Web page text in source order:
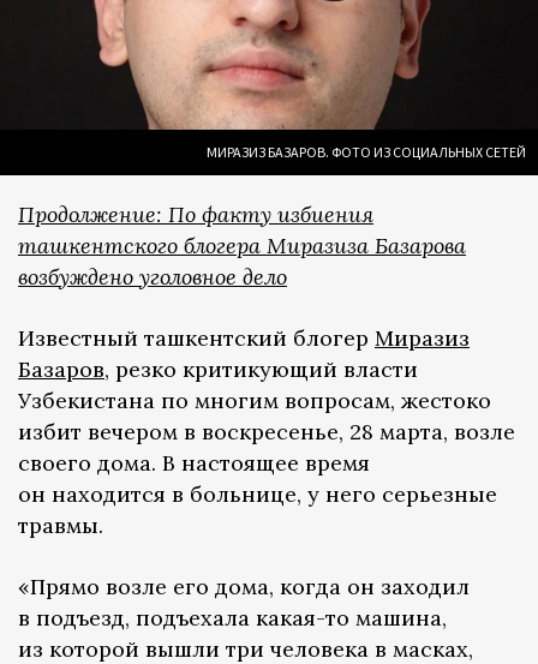
МИРАЗИЗ БАЗАРОВ. ФОТО ИЗ СОЦИАЛЬНЫХ СЕТЕЙ
Продолжение: По факту избиения
ташкентского блогера Миразиза Базарова
возбуждено уголовное дело
Известный ташкентский блогер Миразиз
Базаров, резко критикующий власти
Узбекистана по многим вопросам, жестоко
избит вечером в воскресенье, 28 марта, возле
своего дома. В настоящее время
он находится в больнице, у него серьезные
травмы.
«Прямо возле его дома, когда он заходил
в подъезд, подъехала какая-то машина,
из которой вышли три человека в масках,